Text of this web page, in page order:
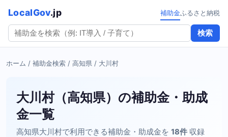
LocalGov.jp
検索
補助金ふるさと納税
ホーム / 補助金検索 / 高知県 / 大川村
大川村（高知県）の補助金・助成
金一覧
高知県大川村で利用できる補助金・助成金を 18件 収録